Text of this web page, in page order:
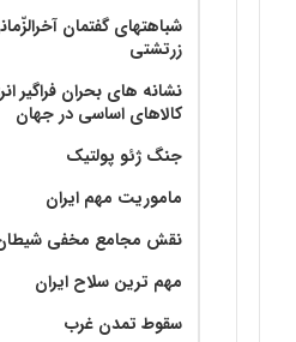
شباهتهای گفتمان
زرتشتی
نشانه های بحران فراگیر
کالاهای اساسی در جهان
جنگ ژئو پولتیک
ماموریت مهم ایران
نقش مجامع مخفی
مهم ترین سلاح ایران
سقوط تمدن غرب